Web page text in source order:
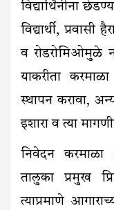
विद्यार्थिनीना
विद्यार्थी,
व रोडरोमिओमुळे
याकरीता
स्थापन करावा,
इशारा व त्या
निवेदन करमाळा
तालुका प्रमुख
त्याप्रमाणे